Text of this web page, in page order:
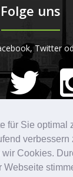
für Sie optimal
verbessern
Cookies.
Webseite
Folge uns
Twitter
STARTPLATZ
auf
Kontakt